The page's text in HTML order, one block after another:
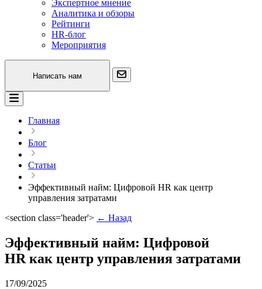
Экспертное мнение
Аналитика и обзоры
Рейтинги
HR-блог
Мероприятия
Написать нам
Главная
Блог
Статьи
Эффективный найм: Цифровой HR как центр
управления затратами
<section class='header'> ← Назад
Эффективный найм: Цифровой
HR как центр управления затратами
17/09/2025